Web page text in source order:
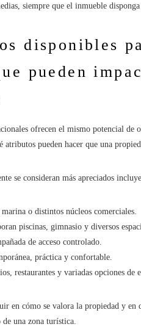
siempre que el inmueble
disponibles
pueden
ofrecen el mismo potencial
pueden hacer que una
se consideran más apreciados
o distintos núcleos comerciales.
piscinas, gimnasio y diversos
de acceso controlado.
práctica y confortable.
restaurantes y variadas opciones de
en cómo se valora la propiedad y en
una zona turística.